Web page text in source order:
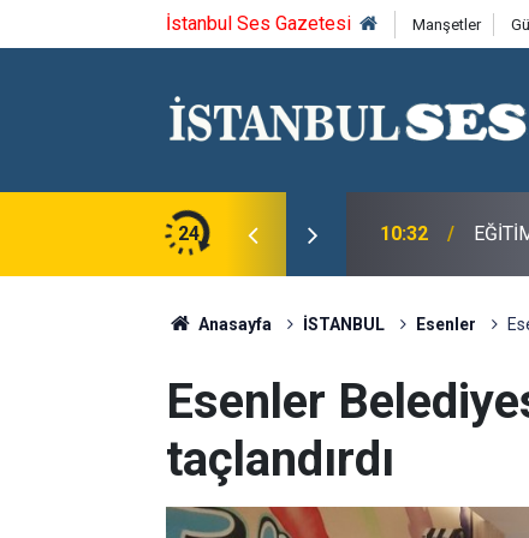
İstanbul Ses Gazetesi Manşetler
24
Balyası Desteği 10:32
Anasayfa İSTANBUL Esenler
Esenler
taçlandırdı